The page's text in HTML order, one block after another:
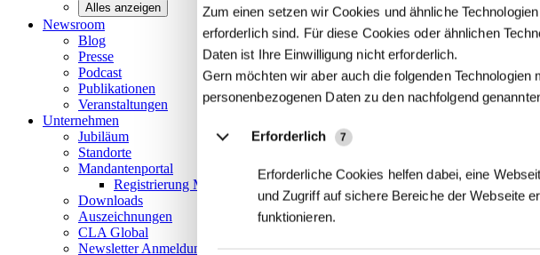
Zum einen setzen wir Cookies und ähnliche
erforderlich sind. Für diese Cookies oder ähnlichen
Daten ist Ihre Einwilligung nicht erforderlich.
Gern möchten wir aber auch die folgenden
personenbezogenen Daten zu den nachfolgend
Erforderlich 7
Erforderliche Cookies helfen dabei, eine
und Zugriff auf sichere Bereiche der Webseite
funktionieren.
Alles anzeigen
Newsroom
Blog
Presse
Podcast
Publikationen
Veranstaltungen
Unternehmen
Jubiläum
Standorte
Mandantenportal
Registrierung Mandantenportal
Downloads
Auszeichnungen
CLA Global
NewsletterAnmeldung